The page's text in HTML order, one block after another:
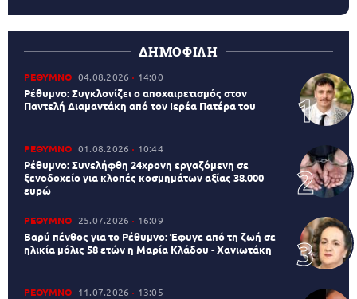
ΔΗΜΟΦΙΛΗ
ΡΕΘΥΜΝΟ 04.08.2026 14:00
Ρέθυμνο: Συγκλονίζει ο αποχαιρετισμός στον
Παντελή Διαμαντάκη από τον Ιερέα Πατέρα του
ΡΕΘΥΜΝΟ 01.08.2026 10:44
Ρέθυμνο: Συνελήφθη 24χρονη εργαζόμενη σε
ξενοδοχείο για κλοπές κοσμημάτων αξίας 38.000
ευρώ
ΡΕΘΥΜΝΟ 25.07.2026 16:09
Βαρύ πένθος για το Ρέθυμνο: Έφυγε από τη ζωή σε
ηλικία μόλις 58 ετών η Μαρία Κλάδου - Χανιωτάκη
ΡΕΘΥΜΝΟ 11.07.2026 13:05